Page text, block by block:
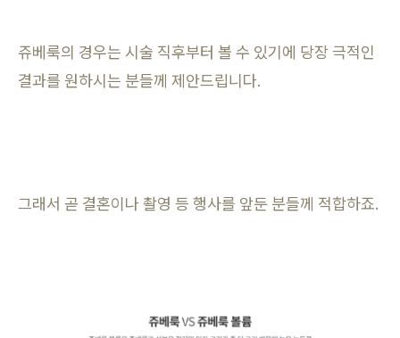
쥬베룩의 경우는 시술 직후부터 볼 수 있기에 당장 극적인
결과를 원하시는 분들께 제안드립니다.
그래서 곧 결혼이나 촬영 등 행사를 앞둔 분들께 적합하죠.